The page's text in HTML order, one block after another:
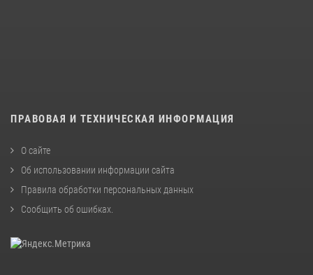
ПРАВОВАЯ И ТЕХНИЧЕСКАЯ ИНФОРМАЦИЯ
О сайте
Об использовании информации сайта
Правила обработки персональных данных
Сообщить об ошибках